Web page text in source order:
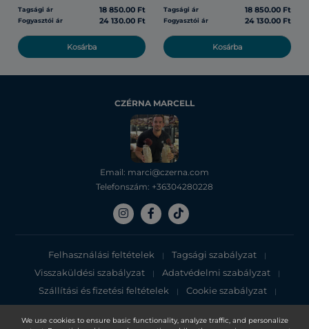
We use cookies to ensure basic functionality, analyze traffic, and personalize
Tagsági ár 18 850.00 Ft
Fogyasztói ár 24 130.00 Ft
Kosárba
Tagsági ár 18 850.00 Ft
Fogyasztói ár 24 130.00 Ft
Kosárba
CZÉRNA MARCELL
Email: marci@czerna.com
Telefonszám: +36304280228
Felhasználási feltételek | Tagsági szabályzat |
Visszaküldési szabályzat | Adatvédelmi szabályzat |
Szállítási és fizetési feltételek | Cookie szabályzat |
Adatvédelmi tájékoztató